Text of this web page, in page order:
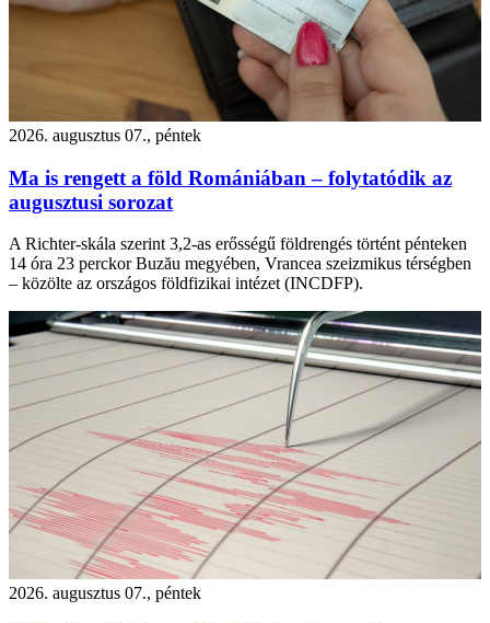
2026. augusztus 07., péntek
Ma is rengett a föld Romániában – folytatódik az
augusztusi sorozat
A Richter-skála szerint 3,2-as erősségű földrengés történt pénteken
14 óra 23 perckor Buzău megyében, Vrancea szeizmikus térségben
– közölte az országos földfizikai intézet (INCDFP).
2026. augusztus 07., péntek